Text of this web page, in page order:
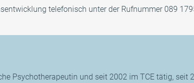
telefonisch unter der Rufnummer 089
Psychotherapeutin und seit 2002 im TCE tätig, seit